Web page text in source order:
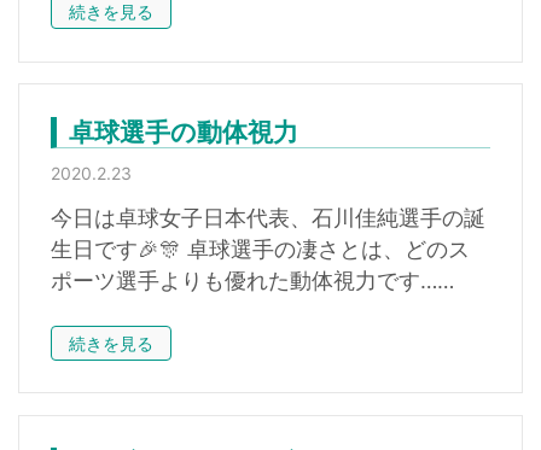
続きを見る
卓球選手の動体視力
2020.2.23
今日は卓球女子日本代表、石川佳純選手の誕
生日です🎉🎊 卓球選手の凄さとは、どのス
ポーツ選手よりも優れた動体視力です……
続きを見る